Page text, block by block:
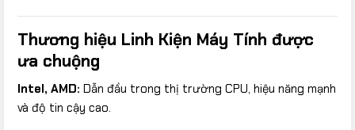
Thương hiệu Linh Kiện Máy Tính được
ưa chuộng
Intel, AMD: Dẫn đầu trong thị trường CPU, hiệu năng mạnh
và độ tin cậy cao.